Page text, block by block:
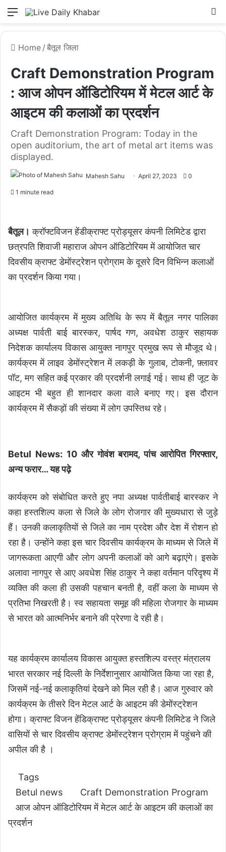
Menu
Home / बैतूल जिला
Craft Demonstration Program
: आज ओपन ऑडिटोरियम में मेटल आर्ट के
आइटम की कलाओं का प्रदर्शन
Craft Demonstration Program: Today in the
open auditorium, the art of metal art items was
displayed.
Mahesh Sahu April 27, 2023 0
1 minute read
बैतूल। क्रॉफ्टविजन हेंडीक्राफ्ट प्रोड्यूसर कंपनी लिमिटेड द्वारा
छत्रपति शिवाजी महाराज ओपन ऑडिटोरियम में आयोजित चार
दिवसीय क्राफ्ट डेमोंस्ट्रेशन प्रोग्राम के दूसरे दिन विभिन्न कलाओं
का प्रदर्शन किया गया।
आयोजित कार्यक्रम में मुख्य अतिथि के रूप में बैतूल नगर पालिका
अध्यक्ष पार्वती बाई बारस्कर, पार्षद गण, अवधेश ठाकुर सहायक
निदेशक कार्यालय विकास आयुक्त नागपुर प्रमुख रूप से मौजूद थे।
कार्यक्रम में लाइव डेमोंस्ट्रेशन में लकड़ी के गुलाब, टोकनी, फ़्लावर
पॉट, मग सहित कई प्रकार की प्रदर्शनी लगाई गई। साथ ही जूट के
आइटम भी बहुत ही शानदार कला वाले बनाए गए। इस दौरान
कार्यक्रम में सैकड़ों की संख्या में लोग उपस्तिथ रहे।
Betul News: 10 और गोवंश बरामद, पांच आरोपित गिरफ्तार,
अन्य फरार… यह पढ़े
कार्यक्रम को संबोधित करते हुए नपा अध्यक्ष पार्वतीबाई बारस्कर ने
कहा हस्तशिल्प कला से जिले के लोग रोजगार की मुख्यधारा से जुड़े
हैं। उनकी कलाकृतियों से जिले का नाम प्रदेश और देश में रोशन हो
रहा है। उन्होंने कहा इस चार दिवसीय कार्यक्रम के माध्यम से जिले में
जागरूकता आएगी और लोग अपनी कलाओं को आगे बढ़ाएंगे। इसके
अलावा नागपुर से आए अवधेश सिंह ठाकुर ने कहा वर्तमान परिदृश्य में
व्यक्ति की कला ही उसकी पहचान बनती है, वहीं कला के माध्यम से
प्रतिभा निखरती है। स्व सहायता समूह की महिला रोजगार के माध्यम
से भारत को आत्मनिर्भर बनाने की प्रेरणा दे रही है।
यह कार्यक्रम कार्यालय विकास आयुक्त हस्तशिल्प वस्त्र मंत्रालय
भारत सरकार नई दिल्ली के निर्देशानुसार आयोजित किया जा रहा है,
जिसमें नई-नई कलाकृतियां देखने को मिल रही है। आज गुरुवार को
कार्यक्रम के तीसरे दिन मेटल आर्ट के आइटम की डेमोंस्ट्रेशन
होगा। क्राफ्ट विजन हेंडिक्राफ्ट प्रोड्यूसर कंपनी लिमिटेड ने जिले
वासियों से चार दिवसीय क्राफ्ट डेमोंस्ट्रेशन प्रोग्राम में पहुंचने की
अपील की है ।
Tags
Betul news
Craft Demonstration Program
आज ओपन ऑडिटोरियम में मेटल आर्ट के आइटम की कलाओं का
प्रदर्शन